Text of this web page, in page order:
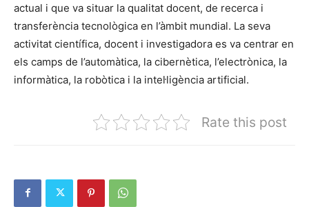
actual i que va situar la qualitat docent, de recerca i
transferència tecnològica en l’àmbit mundial. La seva
activitat científica, docent i investigadora es va centrar en
els camps de l’automàtica, la cibernètica, l’electrònica, la
informàtica, la robòtica i la intel·ligència artificial.
Rate this post